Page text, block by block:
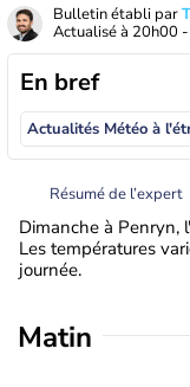
Bulletin établi par
Actualisé à 20h00
En bref
Résumé de l’expert
Dimanche à Penryn,
Les températures
journée.
Matin